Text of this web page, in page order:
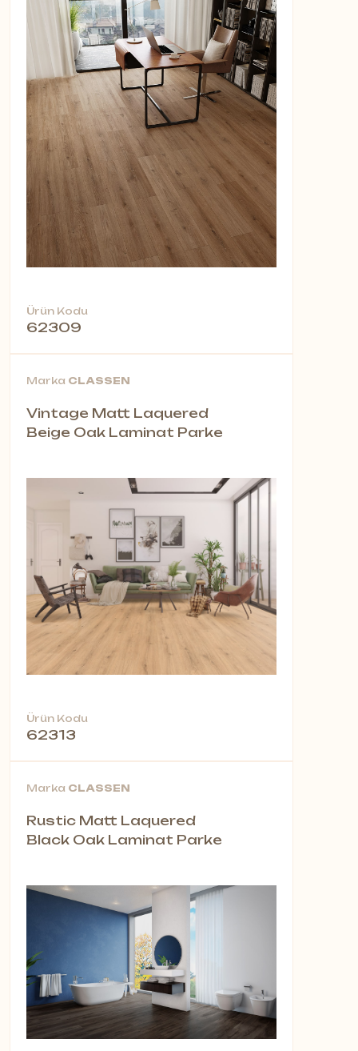
Ürün Kodu
62309
Marka CLASSEN
Vintage Matt Laquered
Beige Oak Laminat Parke
Ürün Kodu
62313
Marka CLASSEN
Rustic Matt Laquered
Black Oak Laminat Parke